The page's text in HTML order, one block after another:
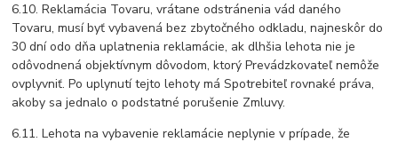
6.10. Reklamácia Tovaru, vrátane odstránenia vád daného
Tovaru, musí byť vybavená bez zbytočného odkladu, najneskôr do
30 dní odo dňa uplatnenia reklamácie, ak dlhšia lehota nie je
odôvodnená objektívnym dôvodom, ktorý Prevádzkovateľ nemôže
ovplyvniť. Po uplynutí tejto lehoty má Spotrebiteľ rovnaké práva,
akoby sa jednalo o podstatné porušenie Zmluvy.
6.11. Lehota na vybavenie reklamácie neplynie v prípade, že